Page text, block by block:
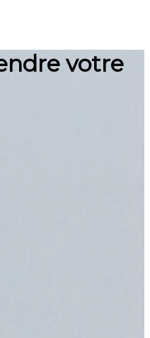
votre